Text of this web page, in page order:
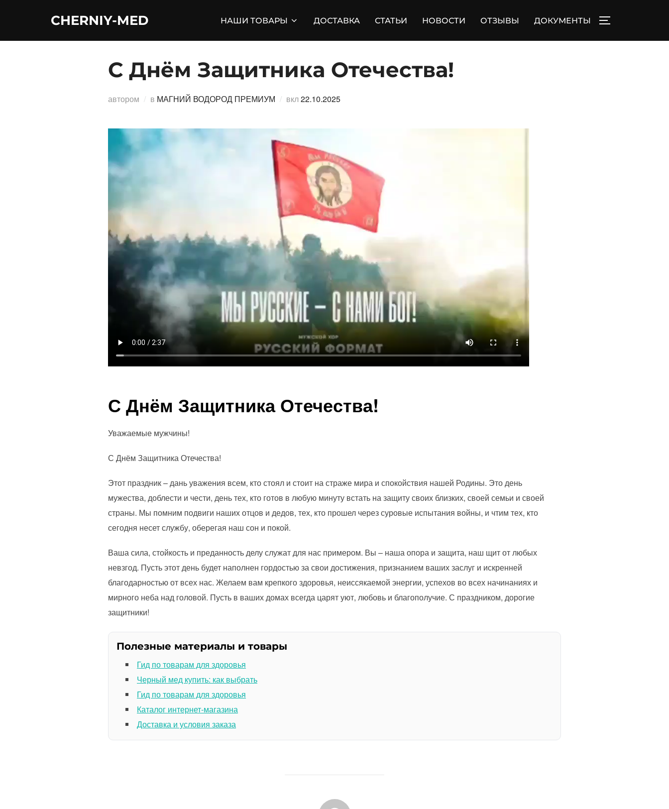
CHERNIY-MED НАШИ ТОВАРЫ ДОСТАВКА СТАТЬИ НОВОСТИ ОТЗЫВЫ ДОКУМЕНТЫ
С Днём Защитника Отечества!
автором в МАГНИЙ ВОДОРОД ПРЕМИУМ вклОпубликовано
22.10.2025
С Днём Защитника Отечества!
Уважаемые мужчины!
С Днём Защитника Отечества!
Этот праздник – дань уважения всем, кто стоял и стоит на страже мира и спокойствия нашей Родины. Это день
мужества, доблести и чести, день тех, кто готов в любую минуту встать на защиту своих близких, своей семьи и своей
страны. Мы помним подвиги наших отцов и дедов, тех, кто прошел через суровые испытания войны, и чтим тех, кто
сегодня несет службу, оберегая наш сон и покой.
Ваша сила, стойкость и преданность делу служат для нас примером. Вы – наша опора и защита, наш щит от любых
невзгод. Пусть этот день будет наполнен гордостью за свои достижения, признанием ваших заслуг и искренней
благодарностью от всех нас. Желаем вам крепкого здоровья, неиссякаемой энергии, успехов во всех начинаниях и
мирного неба над головой. Пусть в ваших домах всегда царят уют, любовь и благополучие. С праздником, дорогие
защитники!
Полезные материалы и товары
Гид по товарам для здоровья
Черный мед купить: как выбрать
Гид по товарам для здоровья
Каталог интернет-магазина
Доставка и условия заказа
АВТОР ЗАПИСИ